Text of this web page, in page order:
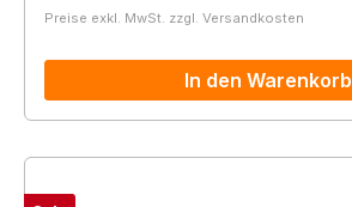
Preise exkl. MwSt. zzgl. Versandkosten
In den Warenkorb